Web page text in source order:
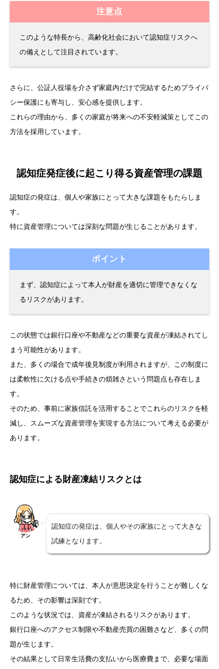
注意点
このような特長から、高齢化社会において認知症リスクへ
の備えとして注目されています。
さらに、公証人役場を介さず家庭内だけで完結するためプライバ
シー保護にも寄与し、安心感を提供します。
これらの理由から、多くの家庭が将来への不安軽減策としてこの
方法を採用しています。
認知症発症後に起こり得る資産管理の課題
認知症の発症は、個人や家族にとって大きな課題をもたらしま
す。
特に資産管理については深刻な問題が生じることがあります。
ポイント
まず、認知症によって本人が財産を適切に管理できなくな
るリスクがあります。
この状態では銀行口座や不動産などの重要な資産が凍結されてし
まう可能性があります。
また、多くの場合で成年後見制度が利用されますが、この制度に
は柔軟性に欠ける点や手続きの煩雑さという問題点も存在しま
す。
そのため、事前に家族信託を活用することでこれらのリスクを軽
減し、スムーズな資産管理を実現する方法について考える必要が
あります。
認知症による財産凍結リスクとは
アン
認知症の発症は、個人やその家族にとって大きな
試練となります。
特に財産管理については、本人が意思決定を行うことが難しくな
るため、その影響は深刻です。
このような状況では、資産が凍結されるリスクがあります。
銀行口座へのアクセス制限や不動産売買の困難さなど、多くの問
題が生じます。
その結果として日常生活費の支払いから医療費まで、必要な場面